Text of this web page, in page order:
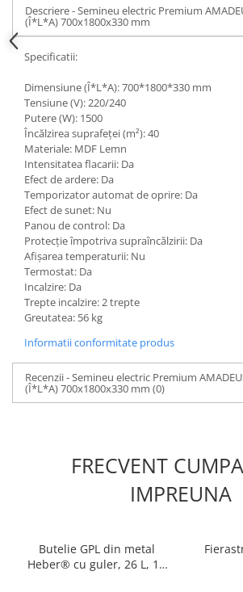
Descriere - Semineu electric Premium
(Î*L*A) 700x1800x330 mm
Specificatii:
Dimensiune (Î*L*A): 700*1800*330 mm
Tensiune (V): 220/240
Putere (W): 1500
Încălzirea suprafeței (m²): 40
Materiale: MDF Lemn
Intensitatea flacarii: Da
Efect de ardere: Da
Temporizator automat de oprire: Da
Efect de sunet: Nu
Panou de control: Da
Protecție împotriva supraîncălzirii: Da
Afișarea temperaturii: Nu
Termostat: Da
Incalzire: Da
Trepte incalzire: 2 trepte
Greutatea: 56 kg
Informatii conformitate produs
Recenzii - Semineu electric Premium
(Î*L*A) 700x1800x330 mm (0)
FRECVENT
IMPREUNA
Butelie GPL din metal
Heber® cu guler, 26 L, 11